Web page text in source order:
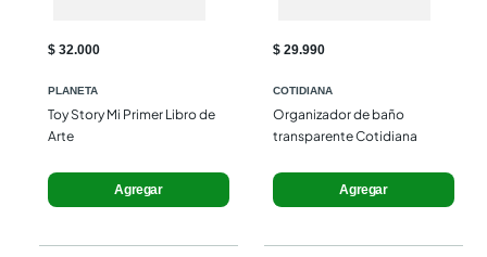
$ 32.000
PLANETA
Toy Story Mi Primer Libro de
Arte
Agregar
$ 29.990
COTIDIANA
Organizador de baño
transparente Cotidiana
Agregar